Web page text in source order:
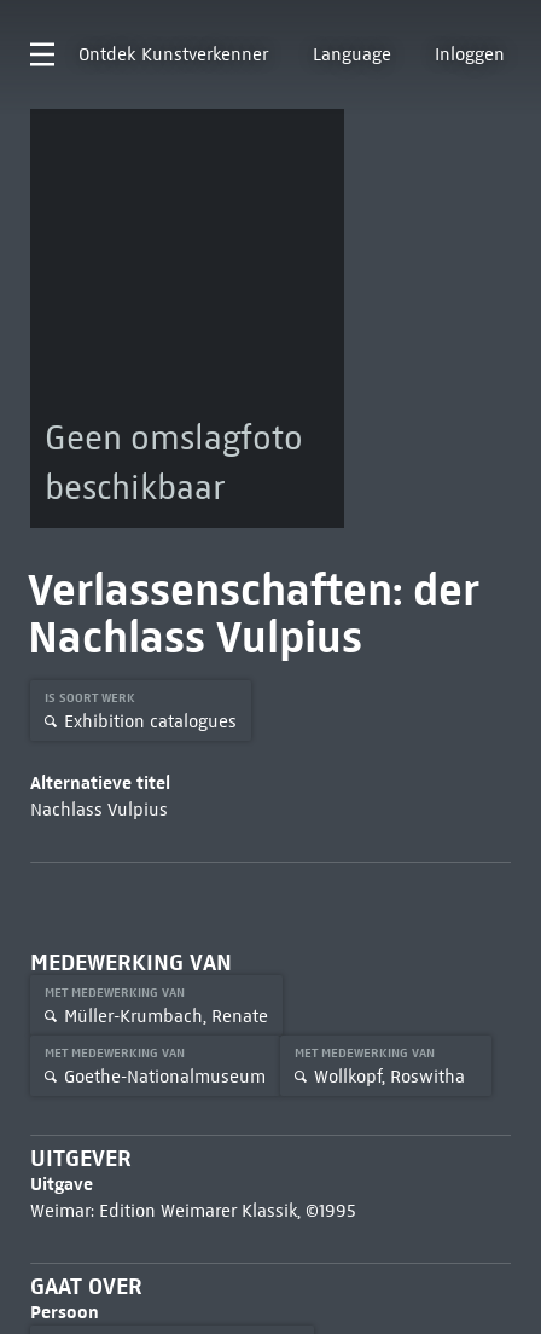
Ontdek Kunstverkenner Language Inloggen
Geen omslagfoto
beschikbaar
Verlassenschaften: der
Nachlass Vulpius
IS SOORT WERK
Exhibition catalogues
Alternatieve titel
Nachlass Vulpius
MEDEWERKING VAN
MET MEDEWERKING VAN
Müller-Krumbach, Renate
MET MEDEWERKING VAN
Goethe-Nationalmuseum
MET MEDEWERKING VAN
Wollkopf, Roswitha
UITGEVER
Uitgave
Weimar: Edition Weimarer Klassik, ©1995
GAAT OVER
Persoon